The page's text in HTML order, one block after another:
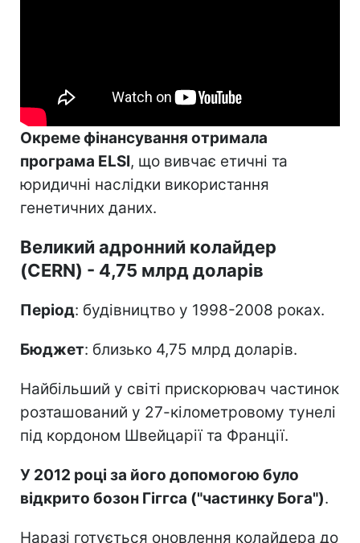
Окреме фінансування отримала
програма ELSI, що вивчає етичні та
юридичні наслідки використання
генетичних даних.
Великий адронний колайдер
(CERN) - 4,75 млрд доларів
Період: будівництво у 1998-2008 роках.
Бюджет: близько 4,75 млрд доларів.
Найбільший у світі прискорювач частинок
розташований у 27-кілометровому тунелі
під кордоном Швейцарії та Франції.
У 2012 році за його допомогою було
відкрито бозон Гіггса ("частинку Бога").
Наразі готується оновлення колайдера до